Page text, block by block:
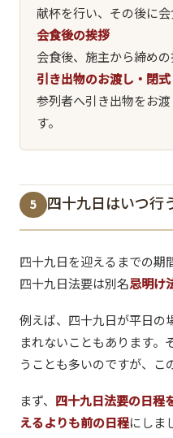
献杯を行い、その後に会
会食後の挨拶
会食後、施主から締めの
引き出物のお渡し・閉式
参列者へ引き出物をお
す。
5 四十九日はいつ行
四十九日を迎えるまでの期
四十九日法要は別名忌明け
例えば、四十九日が平日の
まれないこともあります。
うことも多いのですが、こ
まず、 四十九日法要の日程
えるよりも前の日程にしま